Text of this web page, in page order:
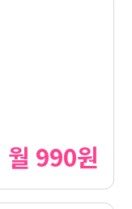
월 990원